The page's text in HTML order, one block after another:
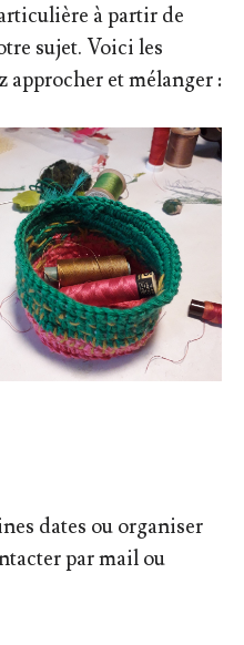
à partir de
sujet. Voici les
approcher et mélanger :
dates ou organiser
par mail ou